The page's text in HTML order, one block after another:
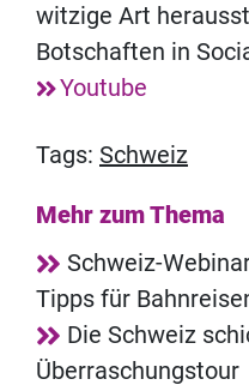
witzige Art
Botschaften in
Youtube
Tags: Schweiz
Mehr zum Thema
Schweiz-
Tipps für
Die Schweiz
Überraschungstour